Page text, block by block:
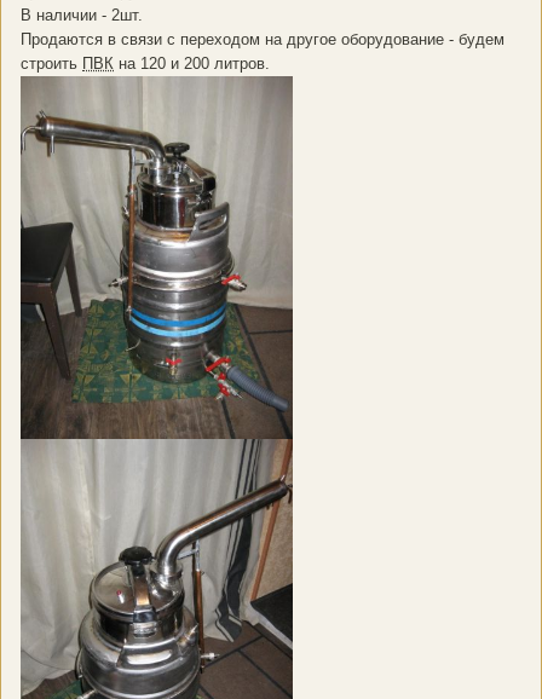
В наличии - 2шт.
Продаются в связи с переходом на другое оборудование - будем
строить ПВК на 120 и 200 литров.